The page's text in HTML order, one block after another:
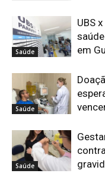
Saúde
UBS
em
Saúde
Saúde